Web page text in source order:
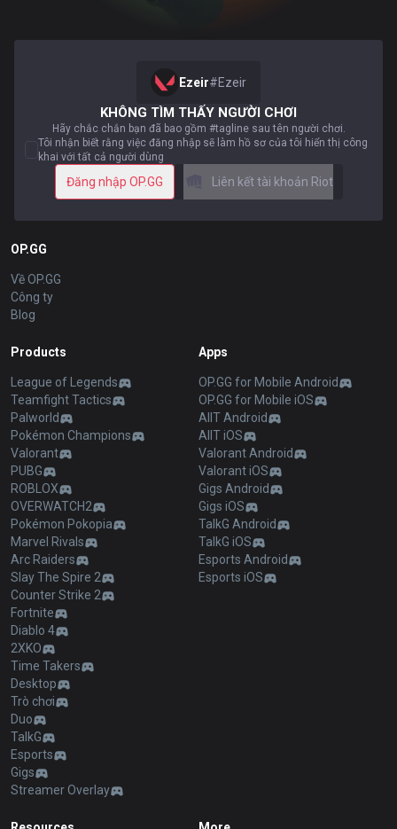
Ezeir#Ezeir
KHÔNG TÌM THẤY NGƯỜI CHƠI
Hãy chắc chắn bạn đã bao gồm #tagline sau tên người chơi.
Tôi nhận biết rằng việc đăng nhập sẽ làm hồ sơ của tôi hiển thị công
khai với tất cả người dùng
Đăng nhập OP.GG Liên kết tài khoản Riot
OP.GG
Về OP.GG
Công ty
Blog
Products
League of Legends
Teamfight Tactics
Palworld
Pokémon Champions
Valorant
PUBG
ROBLOX
OVERWATCH2
Pokémon Pokopia
Marvel Rivals
Arc Raiders
Slay The Spire 2
Counter Strike 2
Fortnite
Diablo 4
2XKO
Time Takers
Desktop
Trò chơi
Duo
TalkG
Esports
Gigs
Streamer Overlay
Apps
OP.GG for Mobile Android
OP.GG for Mobile iOS
AllT Android
AllT iOS
Valorant Android
Valorant iOS
Gigs Android
Gigs iOS
TalkG Android
TalkG iOS
Esports Android
Esports iOS